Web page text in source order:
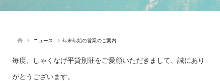
ニュース 年末年始の営業のご案内
毎度、しゃくなげ平貸別荘をご愛顧いただきまして、誠にあり
がとうございます。